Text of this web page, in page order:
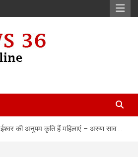
ईश्वर की अनुपम कृति हैं महिलाएं – अरुण साव….